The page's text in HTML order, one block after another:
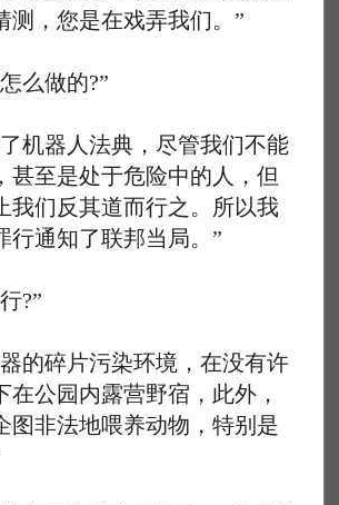
测，您是在戏弄我们。”
做的?”
器人法典，尽管我们不能
甚至是处于危险中的人，但
我们反其道而行之。所以我
行通知了联邦当局。”
?”
碎片污染环境，在没有许
在公园内露营野宿，此外，
图非法地喂养动物，特别是